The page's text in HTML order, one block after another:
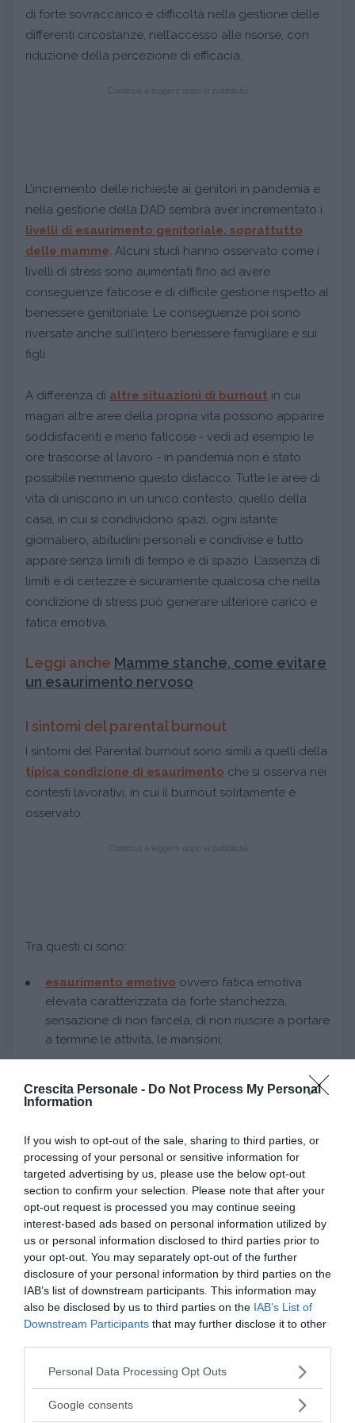
Crescita Personale - Do Not Process My Personal
Information
If you wish to opt-out of the sale, sharing to third parties, or
processing of your personal or sensitive information for
targeted advertising by us, please use the below opt-out
section to confirm your selection. Please note that after your
opt-out request is processed you may continue seeing
interest-based ads based on personal information utilized by
us or personal information disclosed to third parties prior to
your opt-out. You may separately opt-out of the further
disclosure of your personal information by third parties on the
IAB’s list of downstream participants. This information may
also be disclosed by us to third parties on the IAB’s List of
Downstream Participants that may further disclose it to other
Please note that this website/app uses one or more Google
not limited to your visit or usage behaviour. You may click to
Personal Data Processing Opt Outs
Google consents
di forte sovraccarico e difficoltà nella gestione delle
differenti circostanze, nell’accesso alle risorse, con
riduzione della percezione di efficacia.
L’incremento delle richieste ai genitori in pandemia e
nella gestione della DAD sembra aver incrementato i
livelli di esaurimento genitoriale, soprattutto
delle mamme. Alcuni studi hanno osservato come i
livelli di stress sono aumentati fino ad avere
conseguenze faticose e di difficile gestione rispetto al
benessere genitoriale. Le conseguenze poi sono
riversate anche sull’intero benessere famigliare e sui
figli.
A differenza di altre situazioni di burnout in cui
magari altre aree della propria vita possono apparire
soddisfacenti e meno faticose - vedi ad esempio le
ore trascorse al lavoro - in pandemia non è stato
possibile nemmeno questo distacco. Tutte le aree di
vita di uniscono in un unico contesto, quello della
casa, in cui si condividono spazi, ogni istante
giornaliero, abitudini personali e condivise e tutto
appare senza limiti di tempo e di spazio. L’assenza di
limiti e di certezze è sicuramente qualcosa che nella
condizione di stress può generare ulteriore carico e
fatica emotiva.
Leggi anche Mamme stanche, come evitare
un esaurimento nervoso
I sintomi del parental burnout
I sintomi del Parental burnout sono simili a quelli della
tipica condizione di esaurimento che si osserva nei
contesti lavorativi, in cui il burnout solitamente è
osservato.
Tra questi ci sono:
esaurimento emotivo ovvero fatica emotiva
elevata caratterizzata da forte stanchezza,
sensazione di non farcela, di non riuscire a portare
a termine le attività, le mansioni;
e stimolo dovute al
forte senso di oppressione e affaticamento;
recupero,difficoltà nel sonnoed appetito e
disagi psicosomatici;
distacco emotivo verso i figli
e fatica nella loro
gestione. Il distacco comporta difficoltà nelle
interazioni con frequenti litigi, mancata
comprensione, fatica nel dare supporto e
appoggio genitoriale ma anche a prendere una
posizione;
senso di inadeguatezzaed efficacia rispetto al
sé genitoriale che, in pandemia, si aggrava dal
carico scolastico ovvero di competenze non
appartenenti a sé e che esulano dall’essere
genitore.